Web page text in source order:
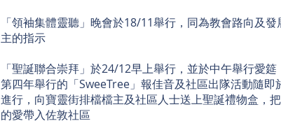
「領袖集體靈聽」晚會於18/11舉行，同為教會路向及發
主的指示
「聖誕聯合崇拜」於24/12早上舉行，並於中午舉行愛筵
第四年舉行的「SweeTree」報佳音及社區出隊活動隨即
進行，向寶靈街排檔檔主及社區人士送上聖誕禮物盒，
的愛帶入佐敦社區